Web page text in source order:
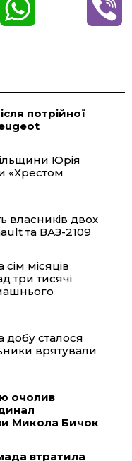
t
p
потрійної
Юрія
«Хрестом
власників двох
та ВАЗ-2109
місяців
три тисячі
добу сталося
врятували
очолив
Микола Бичок
втратила